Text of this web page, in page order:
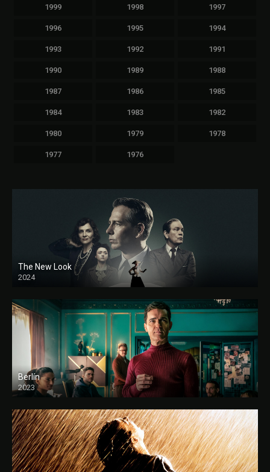
1999 1998 1997
1996 1995 1994
1993 1992 1991
1990 1989 1988
1987 1986 1985
1984 1983 1982
1980 1979 1978
1977 1976
The New Look
2024
Berlín
2023